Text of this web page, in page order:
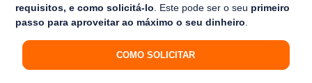
requisitos, e como solicitá-lo. Este pode ser o seu primeiro
passo para aproveitar ao máximo o seu dinheiro.
COMO SOLICITAR